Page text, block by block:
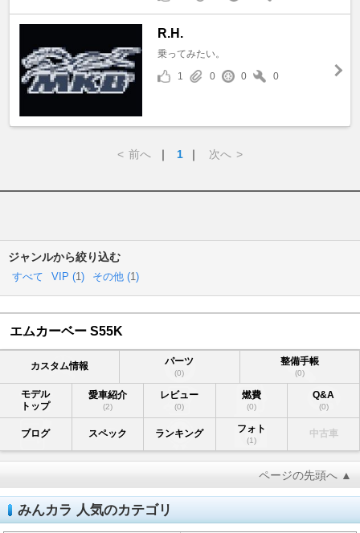
R.H.
乗ってみたい。
1
0 0 0
< 前へ ｜ 1 ｜ 次へ >
ジャンルから絞り込む
すべて VIP (1 ) その他 (1 )
エムカーベー S55K
カスタム情報 パーツ
(0)
整備手帳
(0)
モデル
トップ
愛車紹介
(2)
レビュー
(0)
燃費
(0)
Q&A
(0)
ブログ スペック ランキング フォト
(1)
中古車
ページの先頭へ ▲
みんカラ 人気のカテゴリ